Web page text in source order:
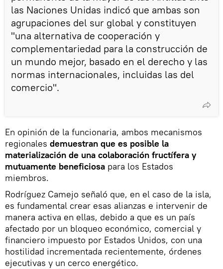
las Naciones Unidas indicó que ambas son
agrupaciones del sur global y constituyen
"una alternativa de cooperación y
complementariedad para la construcción de
un mundo mejor, basado en el derecho y las
normas internacionales, incluidas las del
comercio".
En opinión de la funcionaria, ambos mecanismos
regionales demuestran que es posible la
materialización de una colaboración fructífera y
mutuamente beneficiosa para los Estados
miembros.
Rodríguez Camejo señaló que, en el caso de la isla,
es fundamental crear esas alianzas e intervenir de
manera activa en ellas, debido a que es un país
afectado por un bloqueo económico, comercial y
financiero impuesto por Estados Unidos, con una
hostilidad incrementada recientemente, órdenes
ejecutivas y un cerco energético.